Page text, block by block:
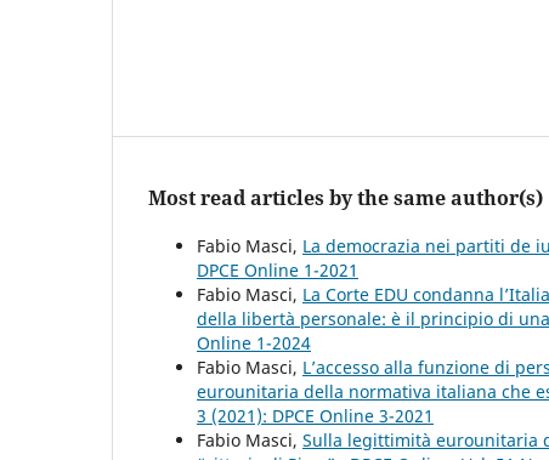
Most read articles by the same author(s)
Fabio Masci, La democrazia nei partiti de
DPCE Online 1-2021
Fabio Masci, La Corte EDU condanna
della libertà personale: è il principio di
Online 1-2024
Fabio Masci, L’accesso alla funzione di
eurounitaria della normativa italiana che
3 (2021): DPCE Online 3-2021
Fabio Masci, Sulla legittimità eurounitaria